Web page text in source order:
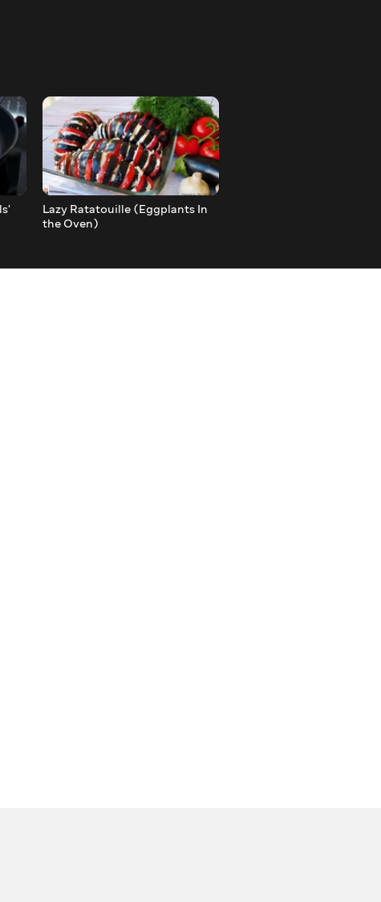
Lazy Ratatouille (Eggplants In
the Oven)